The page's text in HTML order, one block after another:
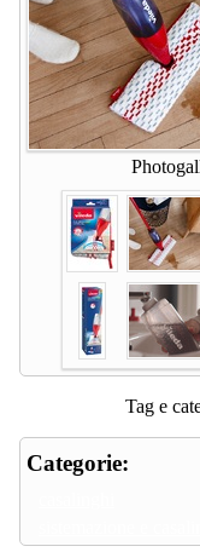
Tag e
Categorie: